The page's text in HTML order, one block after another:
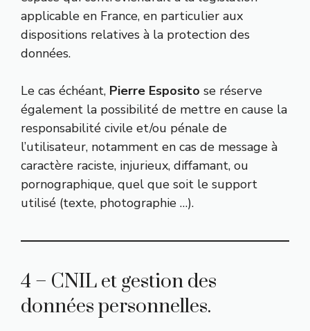
applicable en France, en particulier aux
dispositions relatives à la protection des
données.
Le cas échéant, Pierre Esposito se réserve
également la possibilité de mettre en cause la
responsabilité civile et/ou pénale de
l’utilisateur, notamment en cas de message à
caractère raciste, injurieux, diffamant, ou
pornographique, quel que soit le support
utilisé (texte, photographie …).
4 – CNIL et gestion des
données personnelles.